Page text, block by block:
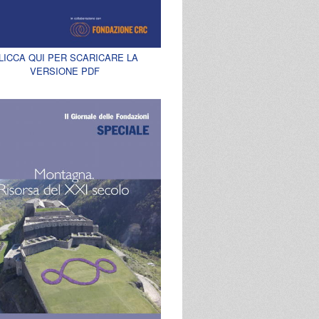
QUI PER SCARICARE LA
VERSIONE PDF